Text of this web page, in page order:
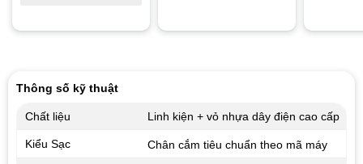
Thông số kỹ thuật
Chất liệu Linh kiện + vỏ nhựa dây điện cao cấp
Kiểu Sạc Chân cắm tiêu chuẩn theo mã máy